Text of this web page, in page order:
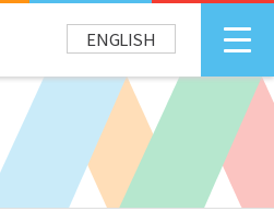
ENGLISH